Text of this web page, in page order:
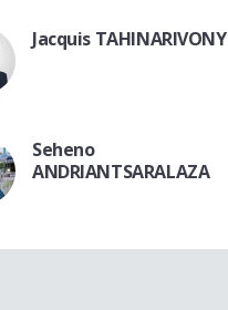
Jacquis TAHINARIVONY
Seheno
ANDRIANTSARALAZA